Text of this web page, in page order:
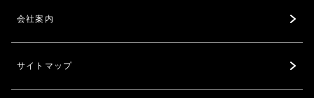
会社案内
サイトマップ